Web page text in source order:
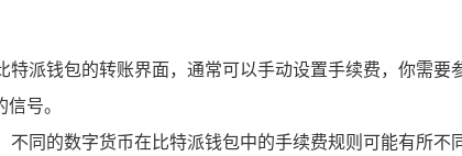
特派钱包的转账界面，通常可以手动设置手续费，你需
号。
不同的数字货币在比特派钱包中的手续费规则可能有所